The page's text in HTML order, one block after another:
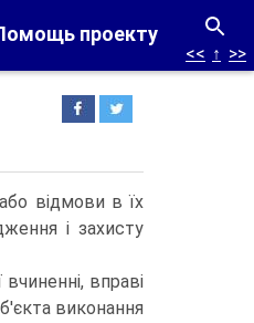
проекту
<< ↑ >>
відмови в їх
і захисту
вправі
виконання